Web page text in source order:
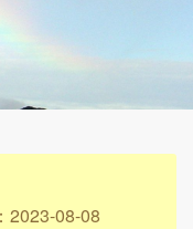
2023-08-08